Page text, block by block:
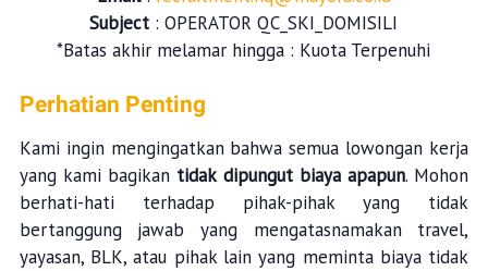
Subject : OPERATOR QC_SKI_DOMISILI
*Batas akhir melamar hingga : Kuota Terpenuhi
Perhatian Penting
Kami ingin mengingatkan bahwa semua lowongan kerja
yang kami bagikan tidak dipungut biaya apapun. Mohon
berhati-hati terhadap pihak-pihak yang tidak
bertanggung jawab yang mengatasnamakan travel,
yayasan, BLK, atau pihak lain yang meminta biaya tidak